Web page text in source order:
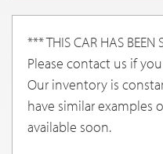
*** THIS CAR HAS BEEN
Please contact us if
Our inventory is
have similar
available soon.